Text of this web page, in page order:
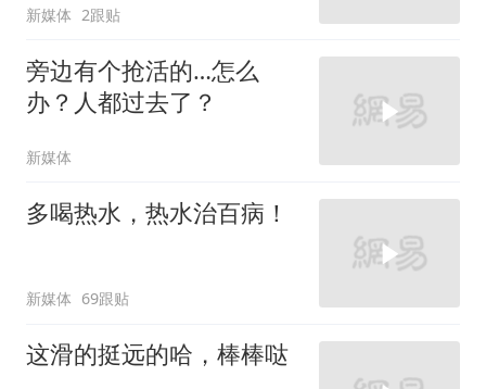
新媒体 2跟贴
旁边有个抢活的…怎么
办？人都过去了？
新媒体
多喝热水，热水治百病！
新媒体 69跟贴
这滑的挺远的哈，棒棒哒